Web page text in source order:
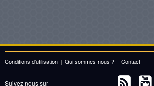
Conditions d'utilisation | Qui sommes-nous ? | Contact |
Suivez nous sur